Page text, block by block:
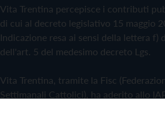
Vita Trentina percepisce i contributi
di cui al decreto legislativo 15 maggio
Indicazione resa ai sensi della lettera f)
dell'art. 5 del medesimo decreto Lgs.
Vita Trentina, tramite la Fisc
Settimanali Cattolici), ha aderito allo